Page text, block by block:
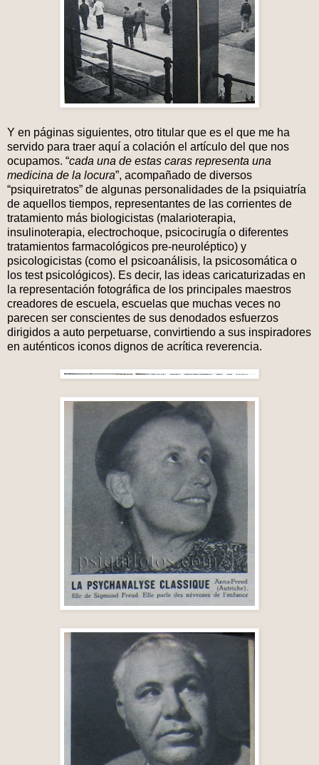
Y en páginas siguientes, otro titular que es el que me ha
servido para traer aquí a colación el artículo del que nos
ocupamos. “cada una de estas caras representa una
medicina de la locura”, acompañado de diversos
“psiquiretratos” de algunas personalidades de la psiquiatría
de aquellos tiempos, representantes de las corrientes de
tratamiento más biologicistas (malarioterapia,
insulinoterapia, electrochoque, psicocirugía o diferentes
tratamientos farmacológicos pre-neuroléptico) y
psicologicistas (como el psicoanálisis, la psicosomática o
los test psicológicos). Es decir, las ideas caricaturizadas en
la representación fotográfica de los principales maestros
creadores de escuela, escuelas que muchas veces no
parecen ser conscientes de sus denodados esfuerzos
dirigidos a auto perpetuarse, convirtiendo a sus inspiradores
en auténticos iconos dignos de acrítica reverencia.